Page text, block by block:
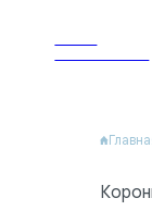
Dental Clinic
Dental Clinic